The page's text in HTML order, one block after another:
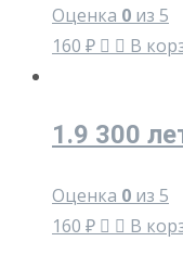
Оценка 0 из 5
160 ₽ В
1.9 300
Оценка 0 из 5
160 ₽ В